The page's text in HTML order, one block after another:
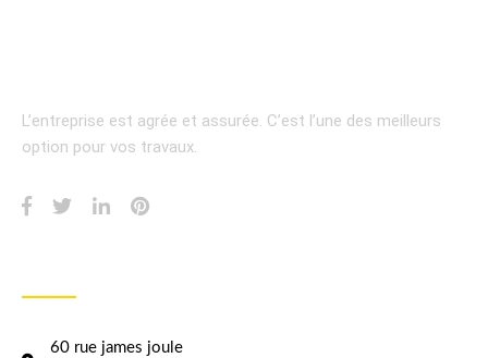
L’entreprise est agrée et assurée. C’est l’une des meilleurs
option pour vos travaux.
60 rue james joule